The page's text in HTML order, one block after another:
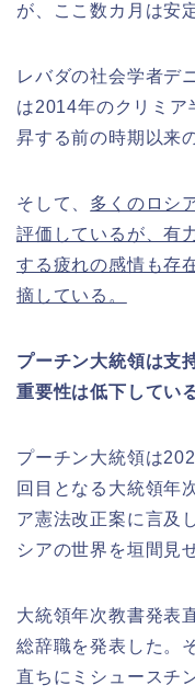
が、ここ数カ月は安
レバダの社会学者デ
は2014年のクリミア
昇する前の時期以来
そして、 多くのロシ
評価しているが、有
する疲れの感情も存
摘している。
プーチン大統領は支
重要性は低下してい
プーチン大統領は
回目となる大統領年
ア憲法改正案に言及
シアの世界を垣間見
大統領年次教書発表
総辞職を発表した。
直ちにミシュースチ